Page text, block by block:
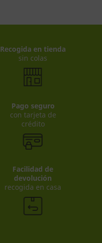
Recogida en tienda
sin colas
Pago seguro
con tarjeta de
crédito
Facilidad de
devolución
recogida en casa